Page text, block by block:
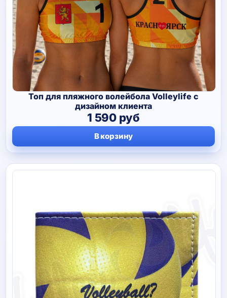
Топ для пляжного волейбола Volleylife с
дизайном клиента
1 590 руб
В корзину